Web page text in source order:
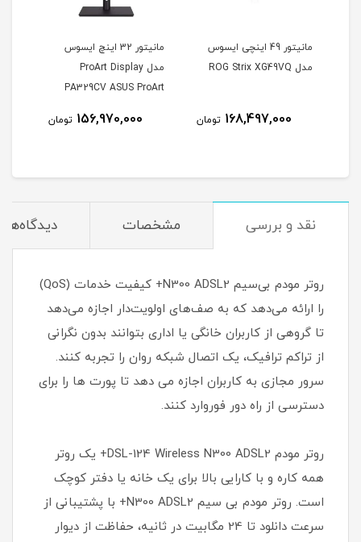
مانیتور 49 اینچی ایسوس
مدل ROG Strix XG49VQ
168,497,000 تومان
مانیتور 32 اینچ ایسوس
مدل ProArt Display
PA329CV ASUS ProArt
IPS 4K UHD Monitor
156,970,000 تومان
نقد و بررسی مشخصات دیدگاه‌ها
روتر مودم بی‌سیم N300 ADSL2+ کیفیت خدمات (QoS)
را ارائه می‌دهد که به صف‌های اولویت‌دار اجازه می‌دهد
تا گروهی از کاربران خانگی یا اداری بتوانند بدون نگرانی
از تراکم ترافیک، یک اتصال شبکه روان را تجربه کنند.
سرور مجازی به کاربران اجازه می دهد تا پورت ها را برای
دسترسی از راه دور فوروارد کنند.
روتر مودم DSL-124 Wireless N300 ADSL2+ یک روتر
همه کاره و با کارایی بالا برای یک خانه یا دفتر کوچک
است. روتر مودم بی سیم N300 ADSL2+ با پشتیبانی از
سرعت دانلود تا 24 مگابیت در ثانیه، حفاظت از دیوار